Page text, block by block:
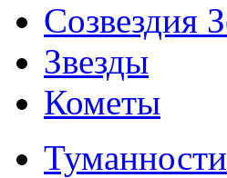
Созвездия
Звезды
Кометы
Туманности